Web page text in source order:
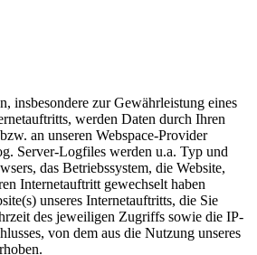
insbesondere zur Gewährleistung eines
werden Daten durch Ihren
an unseren Webspace-Provider
Server-Logfiles werden u.a. Typ und
das Betriebssystem, die Website,
Internetauftritt gewechselt haben
unseres Internetauftritts, die Sie
des jeweiligen Zugriffs sowie die IP-
von dem aus die Nutzung unseres